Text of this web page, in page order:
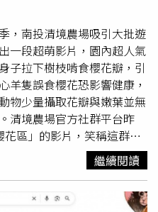
，南投清境農場吸引大批遊
一段超萌影片，園內超人氣
子拉下樹枝啃食櫻花瓣，引
羊隻誤食櫻花恐影響健康，
物少量攝取花瓣與嫩葉並無
清境農場官方社群平台昨
花區」的影片，笑稱這群
軟，將美景視為期間限定美
「櫻花保衛戰」宣告失守。
不少人打趣留言「這是唯一
、「吃貨羊出沒」、「難道
繼續閱讀